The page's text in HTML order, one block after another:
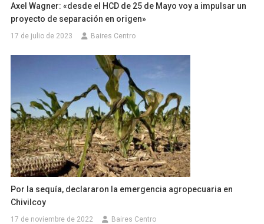
Axel Wagner: «desde el HCD de 25 de Mayo voy a impulsar un
proyecto de separación en origen»
17 de julio de 2023 Baires Centro
Por la sequía, declararon la emergencia agropecuaria en
Chivilcoy
17 de noviembre de 2022 Baires Centro